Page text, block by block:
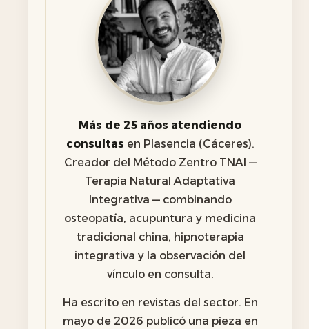
Más de 25 años atendiendo
consultas en Plasencia (Cáceres).
Creador del Método Zentro TNAI —
Terapia Natural Adaptativa
Integrativa — combinando
osteopatía, acupuntura y medicina
tradicional china, hipnoterapia
integrativa y la observación del
vínculo en consulta.
Ha escrito en revistas del sector. En
mayo de 2026 publicó una pieza en